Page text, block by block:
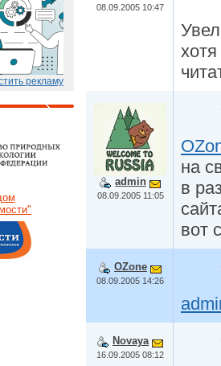
рекламу
08.09.2005 10:47
admin
08.09.2005 11:05
на
в
вот
OZone
08.09.2005 14:26
Novaya
16.09.2005 08:12